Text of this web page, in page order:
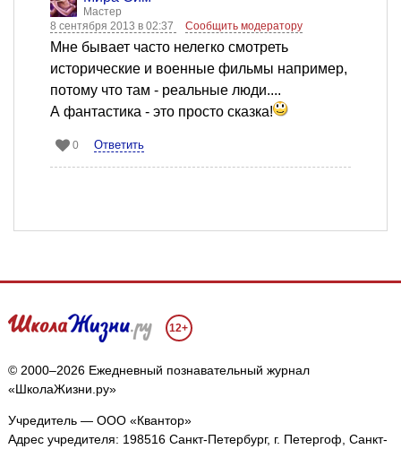
Мастер
8 сентября 2013 в 02:37
Сообщить модератору
Мне бывает часто нелегко смотреть
исторические и военные фильмы например,
потому что там - реальные люди....
А фантастика - это просто сказка!
0 Ответить
12+
© 2000–2026 Ежедневный познавательный журнал
«ШколаЖизни.ру»
Учредитель — ООО «Квантор»
Адрес учредителя: 198516 Санкт-Петербург, г. Петергоф, Санкт-